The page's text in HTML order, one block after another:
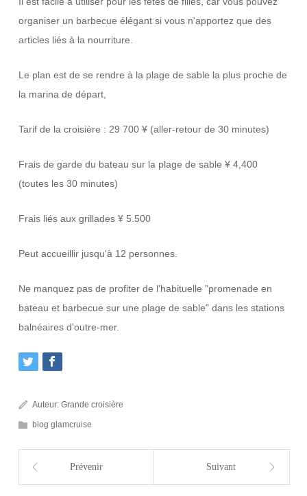
organiser un barbecue élégant si vous n'apportez que des
articles liés à la nourriture.
Le plan est de se rendre à la plage de sable la plus proche de
la marina de départ,
Tarif de la croisière : 29 700 ¥ (aller-retour de 30 minutes)
Frais de garde du bateau sur la plage de sable ¥ 4,400
(toutes les 30 minutes)
Frais liés aux grillades ¥ 5.500
Peut accueillir jusqu'à 12 personnes.
Ne manquez pas de profiter de l'habituelle "promenade en
bateau et barbecue sur une plage de sable" dans les stations
balnéaires d'outre-mer.
Auteur:Grande croisière
blog glamcruise
Prévenir Suivant